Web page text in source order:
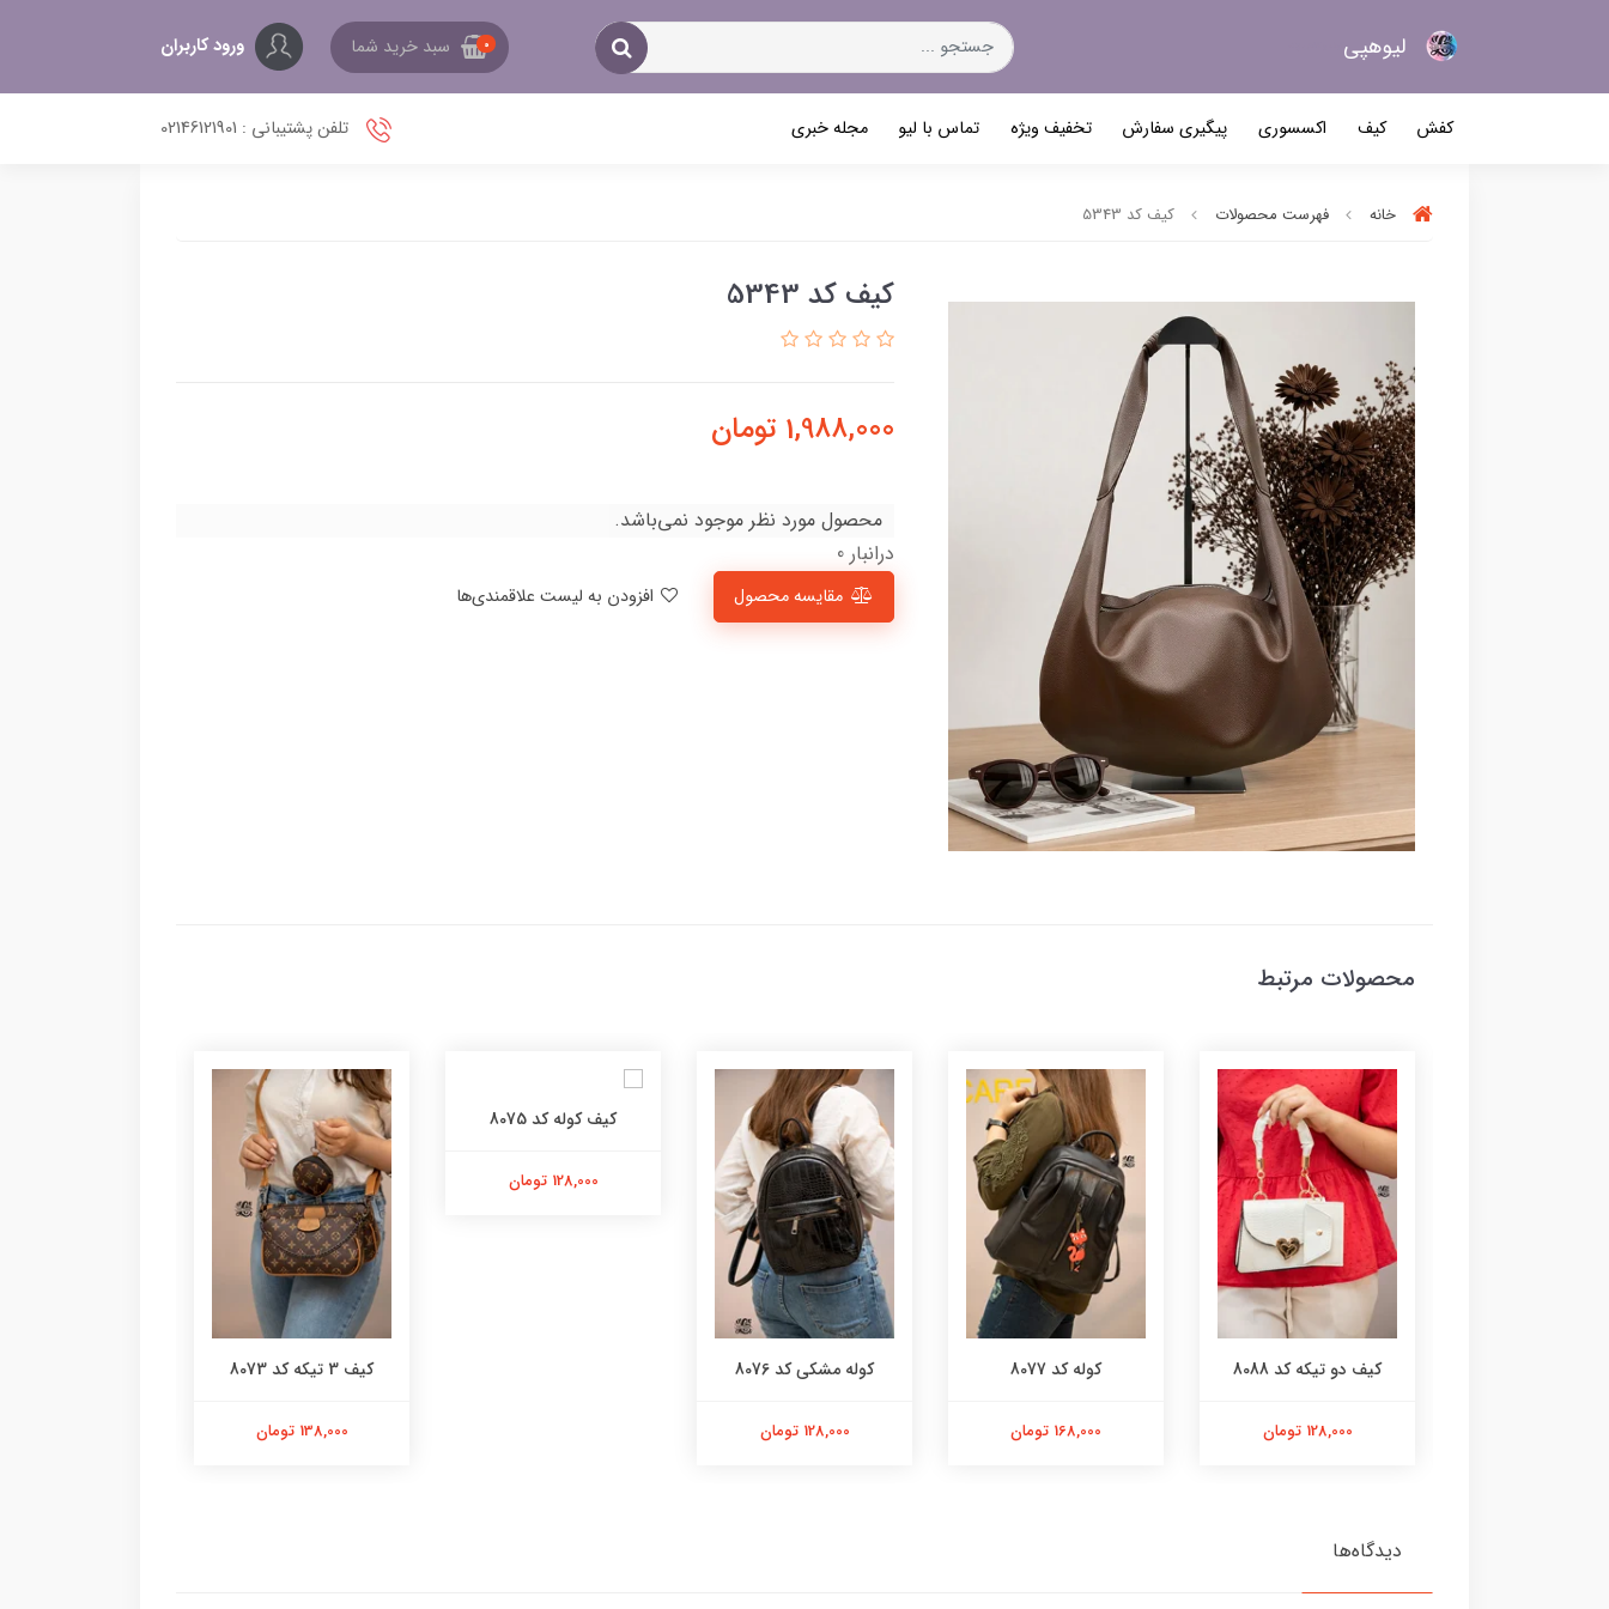
لیو‌هپی 0 سبد خرید شما ورود کاربران
کفش کیف اکسسوری پیگیری سفارش تخفیف ویژه تماس با لیو مجله خبری تلفن پشتیبانی : 02146121901
خانه فهرست محصولات کیف کد 5343
کیف کد 5343
1,988,000 تومان
محصول مورد نظر موجود نمی‌باشد.
درانبار 0
مقایسه محصول
محصولات مرتبط
کیف دو تیکه کد 8088
128,000 تومان
کوله کد 8077
168,000 تومان
کوله مشکی کد 8076
128,000 تومان
کیف کوله کد 8075
128,000 تومان
کیف 3 تیکه کد 8073
138,000 تومان
دیدگاه‌ها